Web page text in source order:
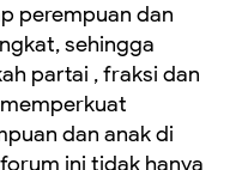
perempuan dan
sehingga
partai , fraksi dan
dan anak di
ini tidak hanya